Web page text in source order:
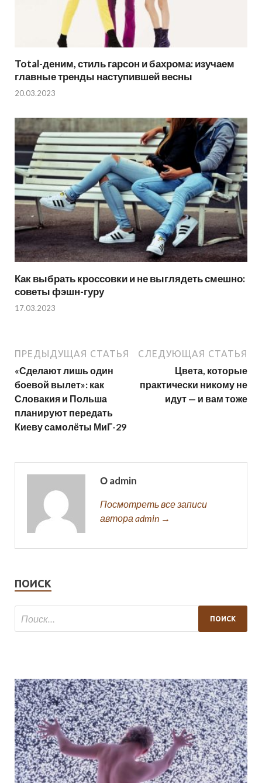
Total-деним, стиль гарсон и бахрома: изучаем
главные тренды наступившей весны
20.03.2023
Как выбрать кроссовки и не выглядеть смешно:
советы фэшн-гуру
17.03.2023
ПРЕДЫДУЩАЯ СТАТЬЯ
«Сделают лишь один
боевой вылет»: как
Словакия и Польша
планируют передать
Киеву самолёты МиГ-29
СЛЕДУЮЩАЯ СТАТЬЯ
Цвета, которые
практически никому не
идут — и вам тоже
О admin
Посмотреть все записи
автора admin →
ПОИСК